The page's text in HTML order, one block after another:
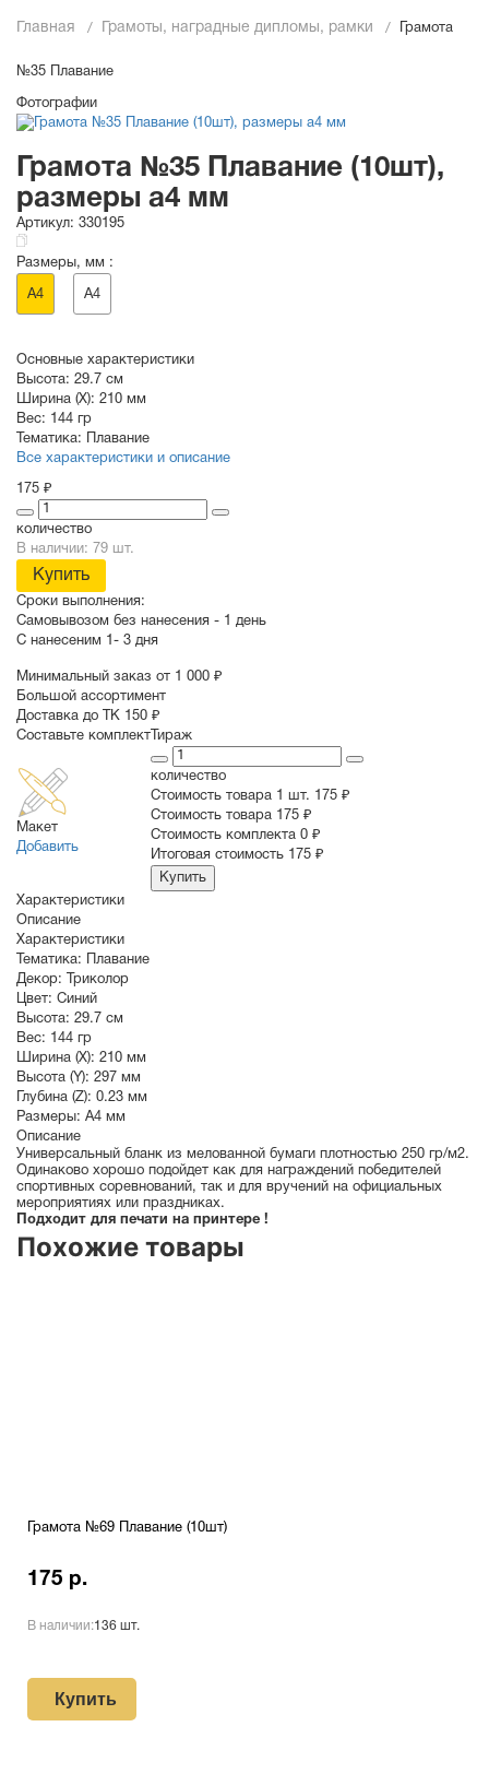
Главная Грамоты, наградные дипломы, рамки Грамота
№35 Плавание
Фотографии
Грамота №35 Плавание (10шт),
размеры a4 мм
Артикул: 330195
Размеры, мм :
A4 A4
Основные характеристики
Высота: 29.7 см
Ширина (X): 210 мм
Вес: 144 гр
Тематика:
Плавание
Все характеристики и описание
175 ₽
количество
В наличии: 79 шт.
Купить
Сроки выполнения:
Самовывозом без нанесения -
1 день
С нанесеним
1- 3 дня
Минимальный заказ от 1 000 ₽
Большой ассортимент
Доставка до ТК 150 ₽
Составьте комплект
Макет
Добавить
Тираж
количество
Стоимость товара 1 шт.
175 ₽
Cтоимость товара
175 ₽
Стоимость комплекта 0 ₽
Итоговая стоимость
175 ₽
Купить
Характеристики
Описание
Характеристики
Тематика:
Плавание
Декор:
Триколор
Цвет: Синий
Высота: 29.7 см
Вес: 144 гр
Ширина (X): 210 мм
Высота (Y): 297 мм
Глубина (Z): 0.23 мм
Размеры: A4 мм
Описание
Универсальный бланк из мелованной бумаги плотностью 250 гр/м2.
Одинаково хорошо подойдет как для награждений победителей
спортивных соревнований, так и для вручений на официальных
мероприятиях или праздниках.
Подходит для печати на принтере !
Похожие товары
Грамота №69 Плавание (10шт)
175 р.
В наличии:136 шт.
Купить